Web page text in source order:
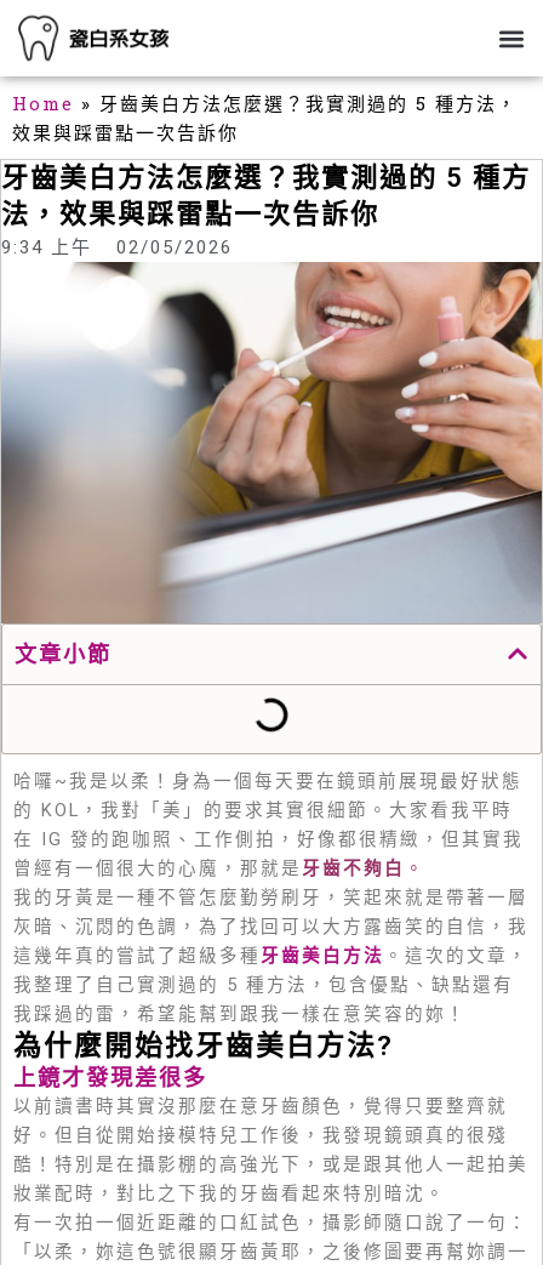
主
要
內
容
Home » 牙齒美白方法怎麼選？我實測過的 5 種方法，
效果與踩雷點一次告訴你
牙齒美白方法怎麼選？我實測過的 5 種方
法，效果與踩雷點一次告訴你
9:34 上午 02/05/2026
文章小節
哈囉~我是以柔！身為一個每天要在鏡頭前展現最好狀態
的 KOL，我對「美」的要求其實很細節。大家看我平時
在 IG 發的跑咖照、工作側拍，好像都很精緻，但其實我
曾經有一個很大的心魔，那就是牙齒不夠白 。
我的牙黃是一種不管怎麼勤勞刷牙，笑起來就是帶著一層
灰暗、沉悶的色調，為了找回可以大方露齒笑的自信，我
這幾年真的嘗試了超級多種牙齒美白方法 。這次的文章，
我整理了自己實測過的 5 種方法，包含優點、缺點還有
我踩過的雷，希望能幫到跟我一樣在意笑容的妳！
為什麼開始找牙齒美白方法?
上鏡才發現差很多
以前讀書時其實沒那麼在意牙齒顏色，覺得只要整齊就
好。但自從開始接模特兒工作後，我發現鏡頭真的很殘
酷！特別是在攝影棚的高強光下，或是跟其他人一起拍美
妝業配時，對比之下我的牙齒看起來特別暗沈。
有一次拍一個近距離的口紅試色，攝影師隨口說了一句：
「以柔，妳這色號很顯牙齒黃耶，之後修圖要再幫妳調一